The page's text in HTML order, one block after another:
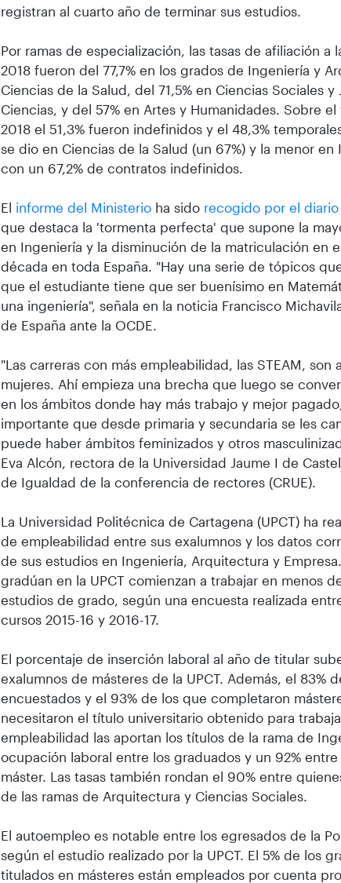
registran al cuarto año de terminar sus estudios.
Por ramas de especialización, las tasas de afiliación a
2018 fueron del 77,7% en los grados de Ingeniería y
Ciencias de la Salud, del 71,5% en Ciencias Sociales
Ciencias, y del 57% en Artes y Humanidades. Sobre
2018 el 51,3% fueron indefinidos y el 48,3%
se dio en Ciencias de la Salud (un 67%) y la menor
con un 67,2% de contratos indefinidos.
El informe del Ministerio ha sido recogido por el diario
que destaca la 'tormenta perfecta' que supone la
en Ingeniería y la disminución de la matriculación en
década en toda España. "Hay una serie de tópicos
que el estudiante tiene que ser buenísimo en
una ingeniería", señala en la noticia Francisco
de España ante la OCDE.
"Las carreras con más empleabilidad, las STEAM, son
mujeres. Ahí empieza una brecha que luego se
en los ámbitos donde hay más trabajo y mejor
importante que desde primaria y secundaria se les
puede haber ámbitos feminizados y otros
Eva Alcón, rectora de la Universidad Jaume I de
de Igualdad de la conferencia de rectores (CRUE).
La Universidad Politécnica de Cartagena (UPCT) ha
de empleabilidad entre sus exalumnos y los datos
de sus estudios en Ingeniería, Arquitectura y
gradúan en la UPCT comienzan a trabajar en menos
estudios de grado, según una encuesta realizada
cursos 2015-16 y 2016-17.
El porcentaje de inserción laboral al año de titular
exalumnos de másteres de la UPCT. Además, el 83%
encuestados y el 93% de los que completaron
necesitaron el título universitario obtenido para
empleabilidad las aportan los títulos de la rama de
ocupación laboral entre los graduados y un 92%
máster. Las tasas también rondan el 90% entre
de las ramas de Arquitectura y Ciencias Sociales.
El autoempleo es notable entre los egresados de la
según el estudio realizado por la UPCT. El 5% de los
titulados en másteres están empleados por cuenta